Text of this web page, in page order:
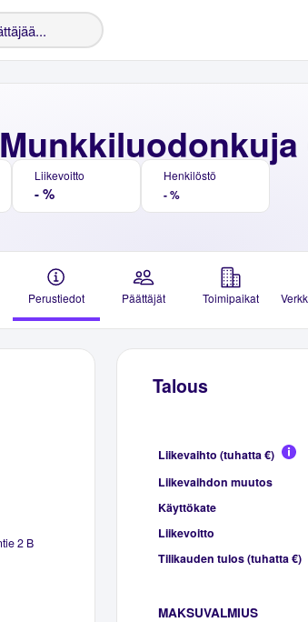
Liikevoitto
- %
Henkilöstö
- %
Perustiedot Päättäjät Toimipaikat
2 B
Talous
Liikevaihto (tuhatta €)
Liikevaihdon muutos
Käyttökate
Liikevoitto
Tilikauden tulos (tuhatta €)
MAKSUVALMIUS